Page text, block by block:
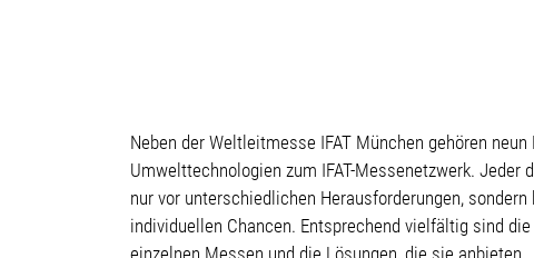
Neben der Weltleitmesse IFAT München gehören
Umwelttechnologien zum IFAT-Messenetzwerk. Jeder
nur vor unterschiedlichen Herausforderungen,
individuellen Chancen. Entsprechend vielfältig sind
einzelnen Messen und die Lösungen, die sie anbieten.